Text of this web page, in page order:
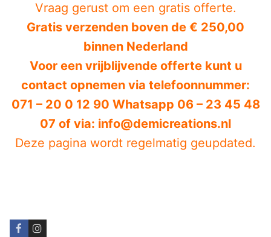
Vraag gerust om een gratis offerte.
Gratis verzenden boven de € 250,00
binnen Nederland
Voor een vrijblijvende offerte kunt u
contact opnemen via telefoonnummer:
071 – 20 0 12 90 Whatsapp 06 – 23 45 48
07 of via: info@demicreations.nl
Deze pagina wordt regelmatig geupdated.